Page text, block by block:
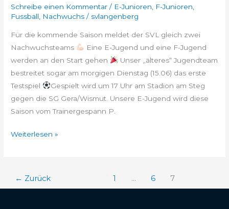
Schreibe einen Kommentar / E-Junioren F-Junioren
Fussball
Nachwuchs / svlangenberg
Für die kommende Saison meldet der SVL gleich zwei
Nachwuchsteams
Eine E-Jugend und eine F-Jugend
werden an den Start gehen
Unser „älteres“ Jugendteam
bestreitet sogar am morgigen Dienstag (15.06) das erste
Testspiel
Gespielt wird um 17 Uhr am Stadion am Steg
gegen die SG Gera/Wismut. Unsere E-Jugend wird diese
Saison vom Trainergespann P.
Weiterlesen »
← Zurück 1 … 6 7